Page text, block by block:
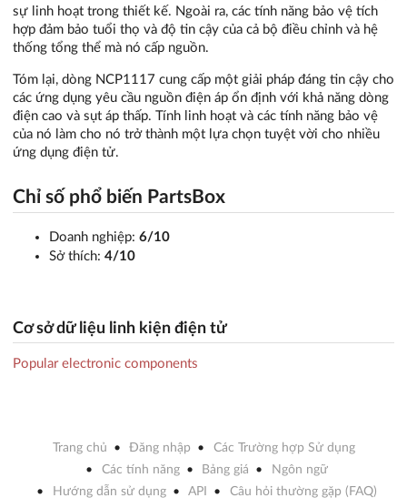
sự linh hoạt trong thiết kế. Ngoài ra, các tính năng bảo vệ tích
hợp đảm bảo tuổi thọ và độ tin cậy của cả bộ điều chỉnh và hệ
thống tổng thể mà nó cấp nguồn.
Tóm lại, dòng NCP1117 cung cấp một giải pháp đáng tin cậy cho
các ứng dụng yêu cầu nguồn điện áp ổn định với khả năng dòng
điện cao và sụt áp thấp. Tính linh hoạt và các tính năng bảo vệ
của nó làm cho nó trở thành một lựa chọn tuyệt vời cho nhiều
ứng dụng điện tử.
Chỉ số phổ biến PartsBox
Doanh nghiệp: 6/10
Sở thích: 4/10
Cơ sở dữ liệu linh kiện điện tử
Popular electronic components
Trang chủ Đăng nhập
Các Trường hợp Sử dụng
Các tính năng
Bảng giá
Ngôn ngữ
Hướng dẫn sử dụng
API Câu hỏi thường gặp (FAQ)